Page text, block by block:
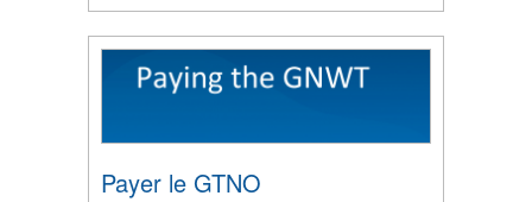
Payer le GTNO